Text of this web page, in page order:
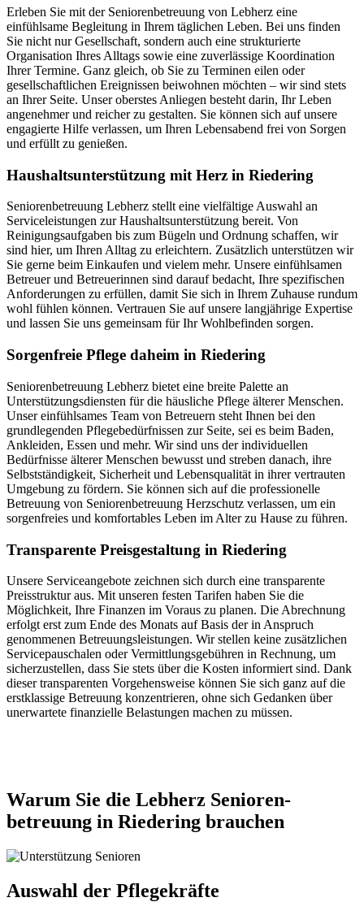
Erleben Sie mit der Seniorenbetreuung von Lebherz eine
einfühlsame Begleitung in Ihrem täglichen Leben. Bei uns finden
Sie nicht nur Gesellschaft, sondern auch eine strukturierte
Organisation Ihres Alltags sowie eine zuverlässige Koordination
Ihrer Termine. Ganz gleich, ob Sie zu Terminen eilen oder
gesellschaftlichen Ereignissen beiwohnen möchten – wir sind stets
an Ihrer Seite. Unser oberstes Anliegen besteht darin, Ihr Leben
angenehmer und reicher zu gestalten. Sie können sich auf unsere
engagierte Hilfe verlassen, um Ihren Lebensabend frei von Sorgen
und erfüllt zu genießen.
Haushalts­unterstützung mit Herz in Riedering
Seniorenbetreuung Lebherz stellt eine vielfältige Auswahl an
Serviceleistungen zur Haushaltsunterstützung bereit. Von
Reinigungsaufgaben bis zum Bügeln und Ordnung schaffen, wir
sind hier, um Ihren Alltag zu erleichtern. Zusätzlich unterstützen wir
Sie gerne beim Einkaufen und vielem mehr. Unsere einfühlsamen
Betreuer und Betreuerinnen sind darauf bedacht, Ihre spezifischen
Anforderungen zu erfüllen, damit Sie sich in Ihrem Zuhause rundum
wohl fühlen können. Vertrauen Sie auf unsere langjährige Expertise
und lassen Sie uns gemeinsam für Ihr Wohlbefinden sorgen.
Sorgenfreie Pflege daheim in Riedering
Seniorenbetreuung Lebherz bietet eine breite Palette an
Unterstützungsdiensten für die häusliche Pflege älterer Menschen.
Unser einfühlsames Team von Betreuern steht Ihnen bei den
grundlegenden Pflegebedürfnissen zur Seite, sei es beim Baden,
Ankleiden, Essen und mehr. Wir sind uns der individuellen
Bedürfnisse älterer Menschen bewusst und streben danach, ihre
Selbstständigkeit, Sicherheit und Lebensqualität in ihrer vertrauten
Umgebung zu fördern. Sie können sich auf die professionelle
Betreuung von Seniorenbetreuung Herzschutz verlassen, um ein
sorgenfreies und komfortables Leben im Alter zu Hause zu führen.
Transparente Preisgestaltung in Riedering
Unsere Serviceangebote zeichnen sich durch eine transparente
Preisstruktur aus. Mit unseren festen Tarifen haben Sie die
Möglichkeit, Ihre Finanzen im Voraus zu planen. Die Abrechnung
erfolgt erst zum Ende des Monats auf Basis der in Anspruch
genommenen Betreuungsleistungen. Wir stellen keine zusätzlichen
Servicepauschalen oder Vermittlungsgebühren in Rechnung, um
sicherzustellen, dass Sie stets über die Kosten informiert sind. Dank
dieser transparenten Vorgehensweise können Sie sich ganz auf die
erstklassige Betreuung konzentrieren, ohne sich Gedanken über
unerwartete finanzielle Belastungen machen zu müssen.
Warum Sie die Lebherz Senioren­
betreuung in Riedering brauchen
Auswahl der Pflegekräfte